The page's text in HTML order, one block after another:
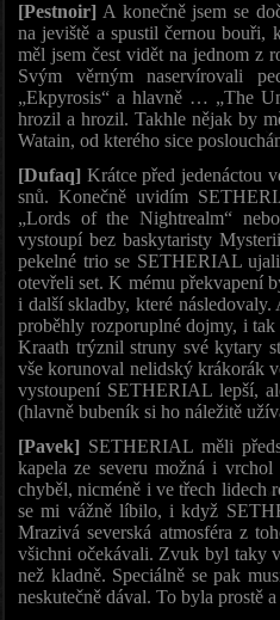
[Pestnoir] A konečně jsem se
na jeviště a spustil černou bouři,
měl jsem čest vidět na jednom z
Svým věrným naservírovali
„Ekpyrosis“ a hlavně … „The
hrozil a hrozil. Takhle nějak by
Watain, od kterého sice
[Dufaq] Krátce před jedenáctou
snů. Konečně uvidím
„Lords of the Nightrealm“
vystoupí bez baskytaristy
pekelné trio se SETHERIAL
otevřeli set. K mému překvapení
i další skladby, které
proběhly rozporuplné dojmy, i
Kraath trýznil struny své kytary
vše korunoval nelidský krákorák
vystoupení SETHERIAL lepší,
(hlavně bubeník si ho náležitě
[Pavek] SETHERIAL měli
kapela ze severu možná i
chyběl, nicméně i ve třech
se mi vážně líbilo, i když
Mrazivá severská atmosféra z
všichni očekávali. Zvuk byl taky
než kladně. Speciálně se pak
neskutečně dával. To byla prostě